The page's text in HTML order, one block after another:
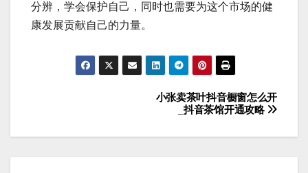
分辨，学会保护自己，同时也需要为这个市场的健
康发展贡献自己的力量。
章
小张卖茶叶抖音橱窗怎么开
_抖音茶馆开通攻略